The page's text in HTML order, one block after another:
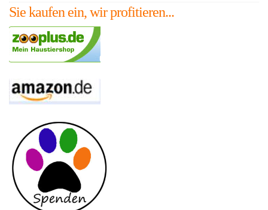
Sie kaufen ein, wir profitieren...